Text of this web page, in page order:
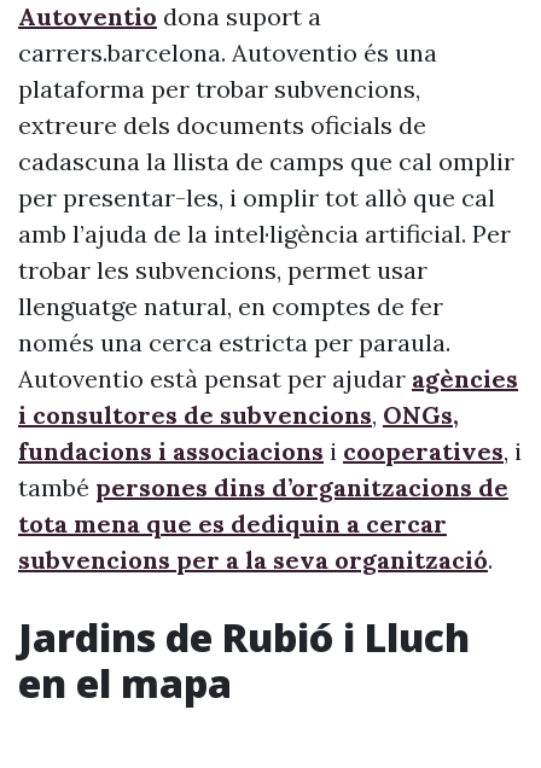
Autoventio dona suport a
carrers.barcelona. Autoventio és una
plataforma per trobar subvencions,
extreure dels documents oficials de
cadascuna la llista de camps que cal omplir
per presentar-les, i omplir tot allò que cal
amb l’ajuda de la intel·ligència artificial. Per
trobar les subvencions, permet usar
llenguatge natural, en comptes de fer
només una cerca estricta per paraula.
Autoventio està pensat per ajudar agències
i consultores de subvencions, ONGs,
fundacions i associacions i cooperatives, i
també persones dins d’organitzacions de
tota mena que es dediquin a cercar
subvencions per a la seva organització.
Jardins de Rubió i Lluch
en el mapa